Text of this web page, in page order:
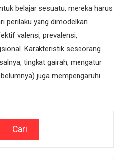
belajar sesuatu, mereka harus
perilaku yang dimodelkan.
valensi, prevalensi,
Karakteristik seseorang
tingkat gairah, mengatur
juga mempengaruhi